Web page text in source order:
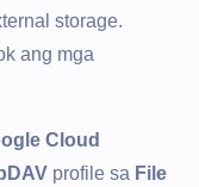
storage.
ang mga
Cloud
profile sa File